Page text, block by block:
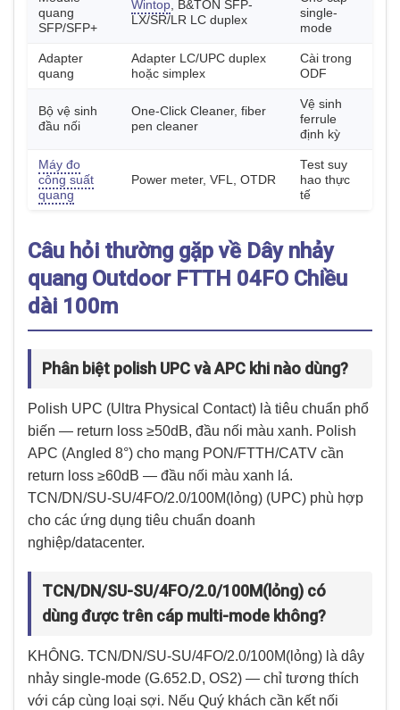
quang
SFP/SFP+
Wintop, B&TON SFP-
LX/SR/LR LC duplex
single-
mode
Adapter
quang
Adapter LC/UPC duplex
hoặc simplex
Cài trong
ODF
Bộ vệ sinh
đầu nối
One-Click Cleaner, fiber
pen cleaner
Vệ sinh
ferrule
định kỳ
Máy đo
công suất
quang
Power meter, VFL, OTDR
Test suy
hao thực
tế
Câu hỏi thường gặp về Dây nhảy
quang Outdoor FTTH 04FO Chiều
dài 100m
Phân biệt polish UPC và APC khi nào dùng?
Polish UPC (Ultra Physical Contact) là tiêu chuẩn phổ
biến — return loss ≥50dB, đầu nối màu xanh. Polish
APC (Angled 8°) cho mạng PON/FTTH/CATV cần
return loss ≥60dB — đầu nối màu xanh lá.
TCN/DN/SU-SU/4FO/2.0/100M(lỏng) (UPC) phù hợp
cho các ứng dụng tiêu chuẩn doanh
nghiệp/datacenter.
TCN/DN/SU-SU/4FO/2.0/100M(lỏng) có
dùng được trên cáp multi-mode không?
KHÔNG. TCN/DN/SU-SU/4FO/2.0/100M(lỏng) là dây
nhảy single-mode (G.652.D, OS2) — chỉ tương thích
với cáp cùng loại sợi. Nếu Quý khách cần kết nối